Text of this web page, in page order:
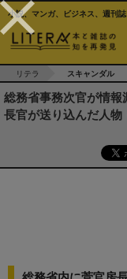
小説、マンガ、ビジネス、週刊
リテラ スキャンダル
総務省事務次官が情報
長官が送り込んだ人